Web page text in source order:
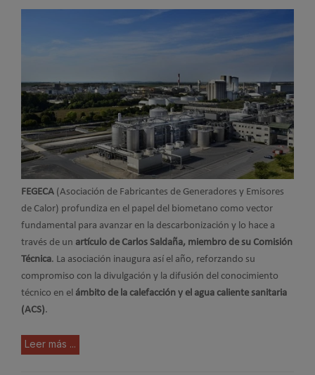
FEGECA (Asociación de Fabricantes de Generadores y Emisores
de Calor) profundiza en el papel del biometano como vector
fundamental para avanzar en la descarbonización y lo hace a
través de un artículo de Carlos Saldaña, miembro de su Comisión
Técnica. La asociación inaugura así el año, reforzando su
compromiso con la divulgación y la difusión del conocimiento
técnico en el ámbito de la calefacción y el agua caliente sanitaria
(ACS).
Leer más ...